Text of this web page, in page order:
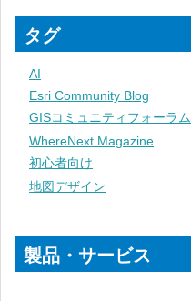
タグ
AI
Esri Community Blog
GISコミュニティフォーラム
WhereNext Magazine
初心者向け
地図デザイン
製品・サービス